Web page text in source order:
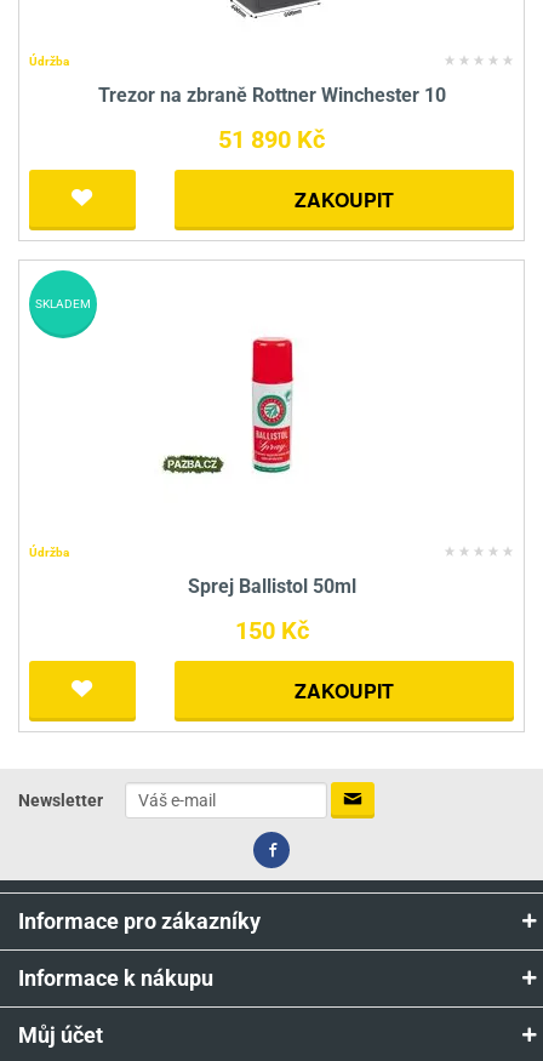
Údržba
Trezor na zbraně Rottner Winchester 10
51 890 Kč
ZAKOUPIT
Údržba
Sprej Ballistol 50ml
150 Kč
ZAKOUPIT
SKLADEM
Newsletter
Informace pro zákazníky
Informace k nákupu
Můj účet